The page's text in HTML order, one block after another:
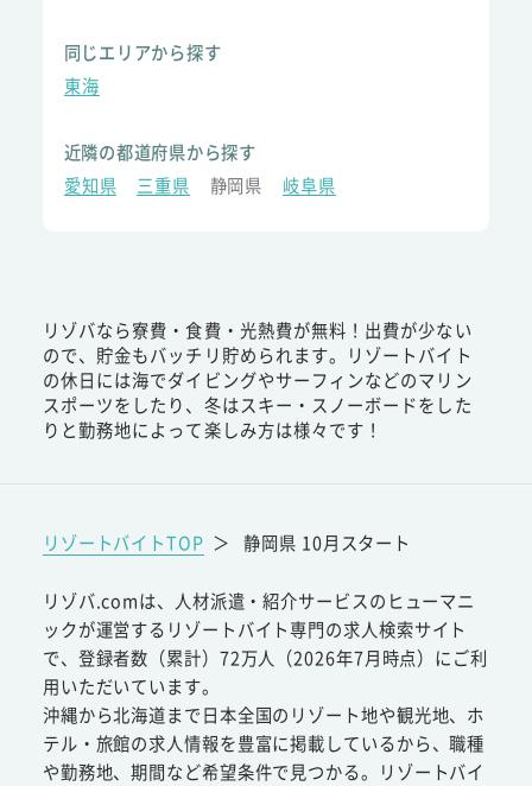
同じエリアから探す
東海
近隣の都道府県から探す
愛知県
三重県 静岡県 岐阜県
リゾバなら寮費・食費・光熱費が無料！出費が少ない
ので、貯金もバッチリ貯められます。リゾートバイト
の休日には海でダイビングやサーフィンなどのマリン
スポーツをしたり、冬はスキー・スノーボードをした
りと勤務地によって楽しみ方は様々です！
リゾートバイトTOP ＞ 静岡県 10月スタート
リゾバ.comは、人材派遣・紹介サービスのヒューマニ
ックが運営するリゾートバイト専門の求人検索サイト
で、登録者数（累計）72万人（2026年7月時点）にご利
用いただいています。
沖縄から北海道まで日本全国のリゾート地や観光地、ホ
テル・旅館の求人情報を豊富に掲載しているから、職種
や勤務地、期間など希望条件で見つかる。リゾートバイ